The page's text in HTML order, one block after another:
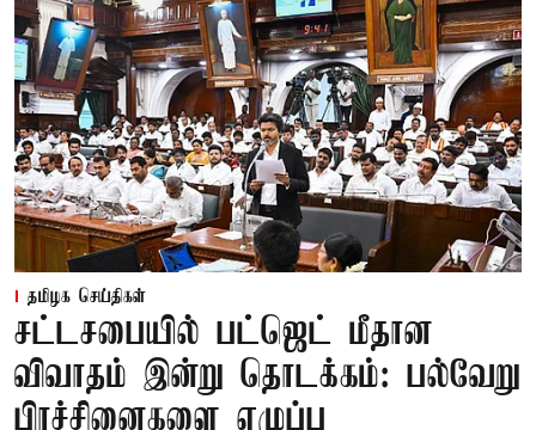
தமிழக செய்திகள்
சட்டசபையில் பட்ஜெட் மீதான
விவாதம் இன்று தொடக்கம்: பல்வேறு
பிரச்சினைகளை எழுப்ப